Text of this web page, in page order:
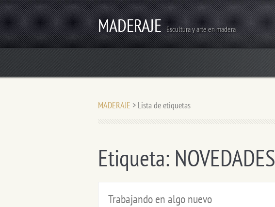
MADERAJE Escultura y arte en madera
MADERAJE > Lista de etiquetas
Etiqueta: NOVEDADES
Trabajando en algo nuevo